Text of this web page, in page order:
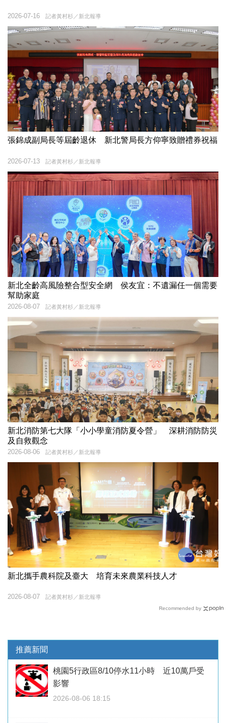
記者黃村杉／新北報導
2026-07-16
張錦成副局長等屆齡退休 新北警局長方仰寧致贈禮券祝福
記者黃村杉／新北報導
2026-07-13
新北全齡高風險整合型安全網 侯友宜：不遺漏任一個需要
幫助家庭
記者黃村杉／新北報導
2026-08-07
新北消防第七大隊「小小學童消防夏令營」 深耕消防防災
及自救觀念
記者黃村杉／新北報導
2026-08-06
新北攜手農科院及臺大 培育未來農業科技人才
記者黃村杉／新北報導
2026-08-07
Recommended by
推薦新聞
桃園5行政區8/10停水11小時 近10萬戶受
影響
2026-08-06 18:15